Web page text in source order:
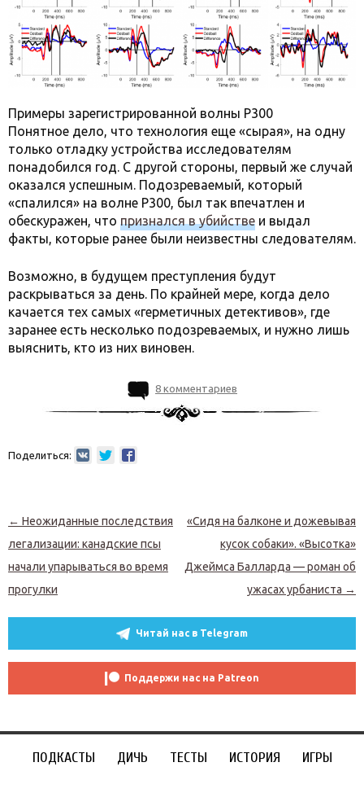
Примеры зарегистрированной волны P300
Понятное дело, что технология еще «сырая», на одну
только отладку устройства исследователям
понадобился год. С другой стороны, первый же случай
оказался успешным. Подозреваемый, который
«спалился» на волне P300, был так впечатлен и
обескуражен, что признался в убийстве и выдал
факты, которые ранее были неизвестны следователям.
Возможно, в будущем преступления будут
раскрываться за день. По крайней мере, когда дело
качается тех самых «герметичных детективов», где
заранее есть несколько подозреваемых, и нужно лишь
выяснить, кто из них виновен.
8 комментариев
Поделиться:
Навигация по записям
← Неожиданные последствия
легализации: канадские псы
начали упарываться во время
прогулки
«Сидя на балконе и дожевывая
кусок собаки». «Высотка»
Джеймса Балларда — роман об
ужасах урбаниста →
Читай нас в Telegram
Поддержи нас на Patreon
ПОДКАСТЫ ДИЧЬ ТЕСТЫ ИСТОРИЯ ИГРЫ